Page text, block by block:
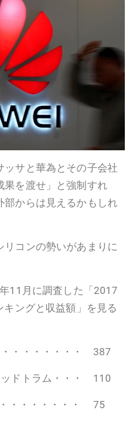
サと華為とその子会社
果を渡せ」と強制すれ
部からは見えるかもしれ
コンの勢いがあまりに
11月に調査した「2017
ングと収益額」を見る
・・・・・・・・ 387
ッドトラム・・・ 110
・・・・・・・・ 75